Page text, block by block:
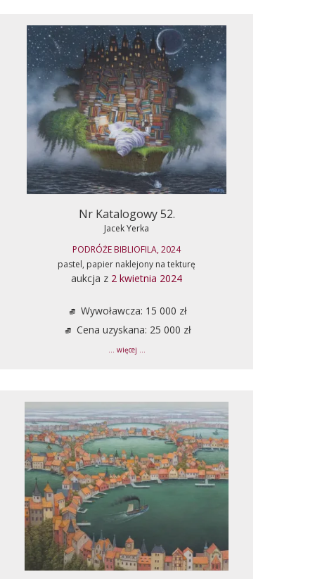
Nr Katalogowy 52.
Jacek Yerka
PODRÓŻE BIBLIOFILA, 2024
pastel, papier naklejony na tekturę
aukcja z 2 kwietnia 2024
Wywoławcza: 15 000 zł
Cena uzyskana: 25 000 zł
... więcej ...